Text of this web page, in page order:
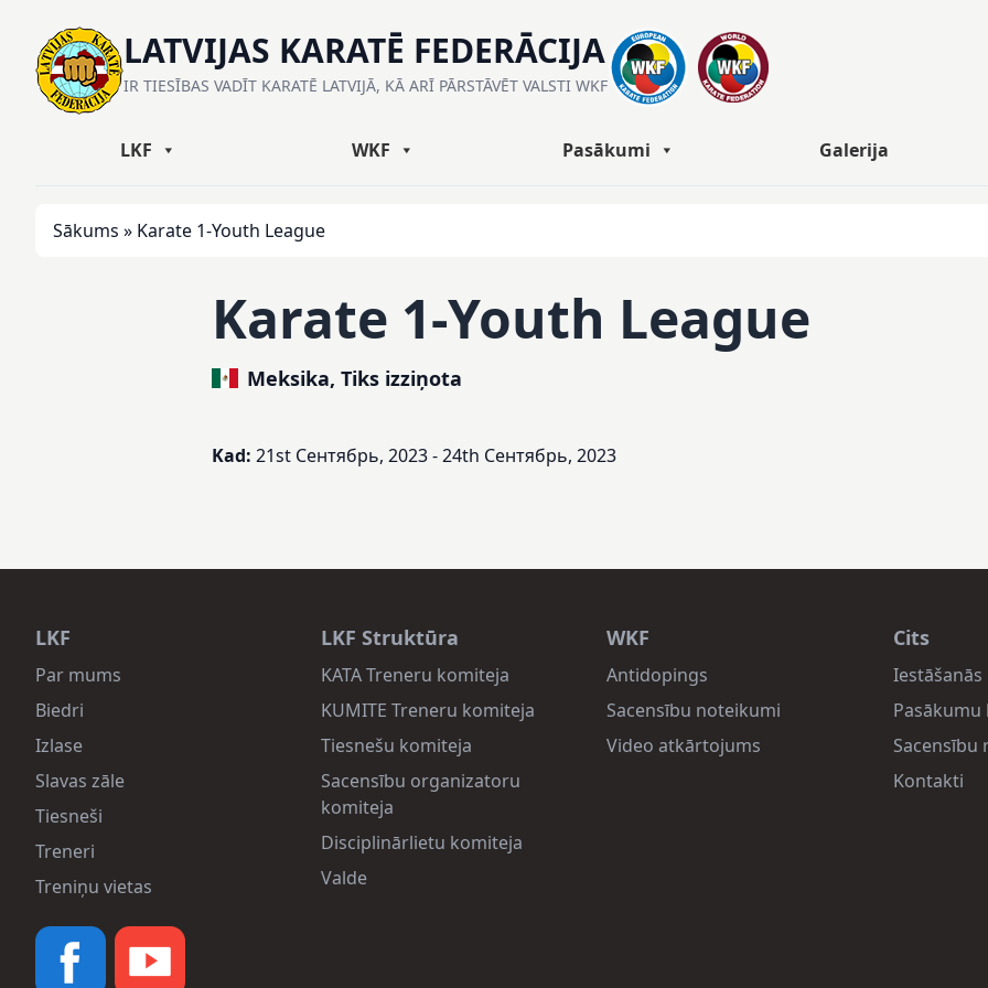
LATVIJAS KARATĒ FEDERĀCIJA
IR TIESĪBAS VADĪT KARATĒ LATVIJĀ, KĀ ARĪ PĀRSTĀVĒT VALSTI WKF
LKF WKF Pasākumi Galerija
Sākums » Karate 1-Youth League
Karate 1-Youth League
Meksika, Tiks izziņota
Kad: 21st Сентябрь, 2023 - 24th Сентябрь, 2023
LKF
Par mums
Biedri
Izlase
Slavas zāle
Tiesneši
Treneri
Treniņu vietas
LKF Struktūra
KATA Treneru komiteja
KUMITE Treneru komiteja
Tiesnešu komiteja
Sacensību organizatoru
komiteja
Disciplinārlietu komiteja
Valde
WKF
Antidopings
Sacensību noteikumi
Video atkārtojums
Cits
Pasākumu
Sacensību
Kontakti